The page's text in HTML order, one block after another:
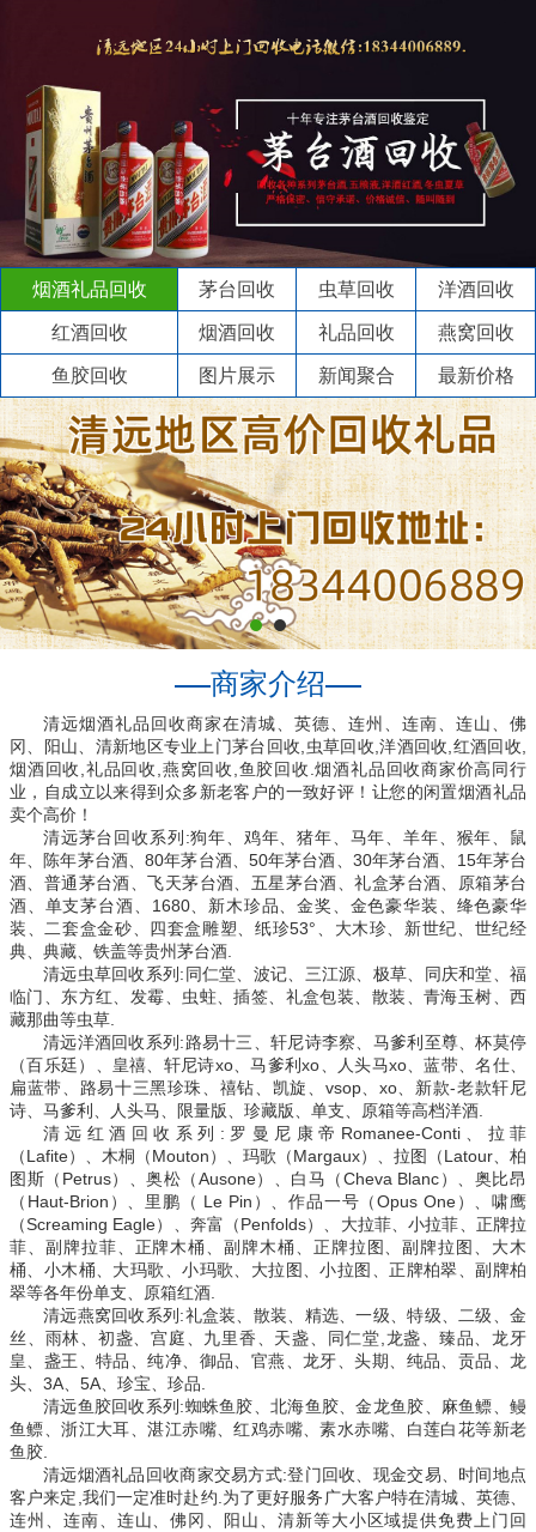
烟酒礼品回收 茅台回收 虫草回收 洋酒回收
红酒回收 烟酒回收 礼品回收 燕窝回收
鱼胶回收 图片展示 新闻聚合 最新价格
商家介绍
清远烟酒礼品回收商家在清城、英德、连州、连南、连山、佛
冈、阳山、清新地区专业上门茅台回收,虫草回收,洋酒回收,红酒回收,
烟酒回收,礼品回收,燕窝回收,鱼胶回收.烟酒礼品回收商家价高同行
业，自成立以来得到众多新老客户的一致好评！让您的闲置烟酒礼品
卖个高价！
清远茅台回收系列:狗年、鸡年、猪年、马年、羊年、猴年、鼠
年、陈年茅台酒、80年茅台酒、50年茅台酒、30年茅台酒、15年茅台
酒、普通茅台酒、飞天茅台酒、五星茅台酒、礼盒茅台酒、原箱茅台
酒、单支茅台酒、1680、新木珍品、金奖、金色豪华装、绛色豪华
装、二套盒金砂、四套盒雕塑、纸珍53°、大木珍、新世纪、世纪经
典、典藏、铁盖等贵州茅台酒.
清远虫草回收系列:同仁堂、波记、三江源、极草、同庆和堂、福
临门、东方红、发霉、虫蛀、插签、礼盒包装、散装、青海玉树、西
藏那曲等虫草.
清远洋酒回收系列:路易十三、轩尼诗李察、马爹利至尊、杯莫停
（百乐廷）、皇禧、轩尼诗xo、马爹利xo、人头马xo、蓝带、名仕、
扁蓝带、路易十三黑珍珠、禧钻、凯旋、vsop、xo、新款-老款轩尼
诗、马爹利、人头马、限量版、珍藏版、单支、原箱等高档洋酒.
清远红酒回收系列:罗曼尼康帝Romanee-Conti、拉菲
（Lafite）、木桐（Mouton）、玛歌（Margaux）、拉图（Latour、柏
图斯（Petrus）、奥松（Ausone）、白马（Cheva Blanc）、奥比昂
（Haut-Brion）、里鹏（ Le Pin）、作品一号（Opus One）、啸鹰
（Screaming Eagle）、奔富（Penfolds）、大拉菲、小拉菲、正牌拉
菲、副牌拉菲、正牌木桶、副牌木桶、正牌拉图、副牌拉图、大木
桶、小木桶、大玛歌、小玛歌、大拉图、小拉图、正牌柏翠、副牌柏
翠等各年份单支、原箱红酒.
清远燕窝回收系列:礼盒装、散装、精选、一级、特级、二级、金
丝、雨林、初盏、宫庭、九里香、天盏、同仁堂,龙盏、臻品、龙牙
皇、盏王、特品、纯净、御品、官燕、龙牙、头期、纯品、贡品、龙
头、3A、5A、珍宝、珍品.
清远鱼胶回收系列:蜘蛛鱼胶、北海鱼胶、金龙鱼胶、麻鱼鳔、鳗
鱼鳔、浙江大耳、湛江赤嘴、红鸡赤嘴、素水赤嘴、白莲白花等新老
鱼胶.
清远烟酒礼品回收商家交易方式:登门回收、现金交易、时间地点
客户来定,我们一定准时赴约.为了更好服务广大客户特在清城、英德、
连州、连南、连山、佛冈、阳山、清新等大小区域提供免费上门回